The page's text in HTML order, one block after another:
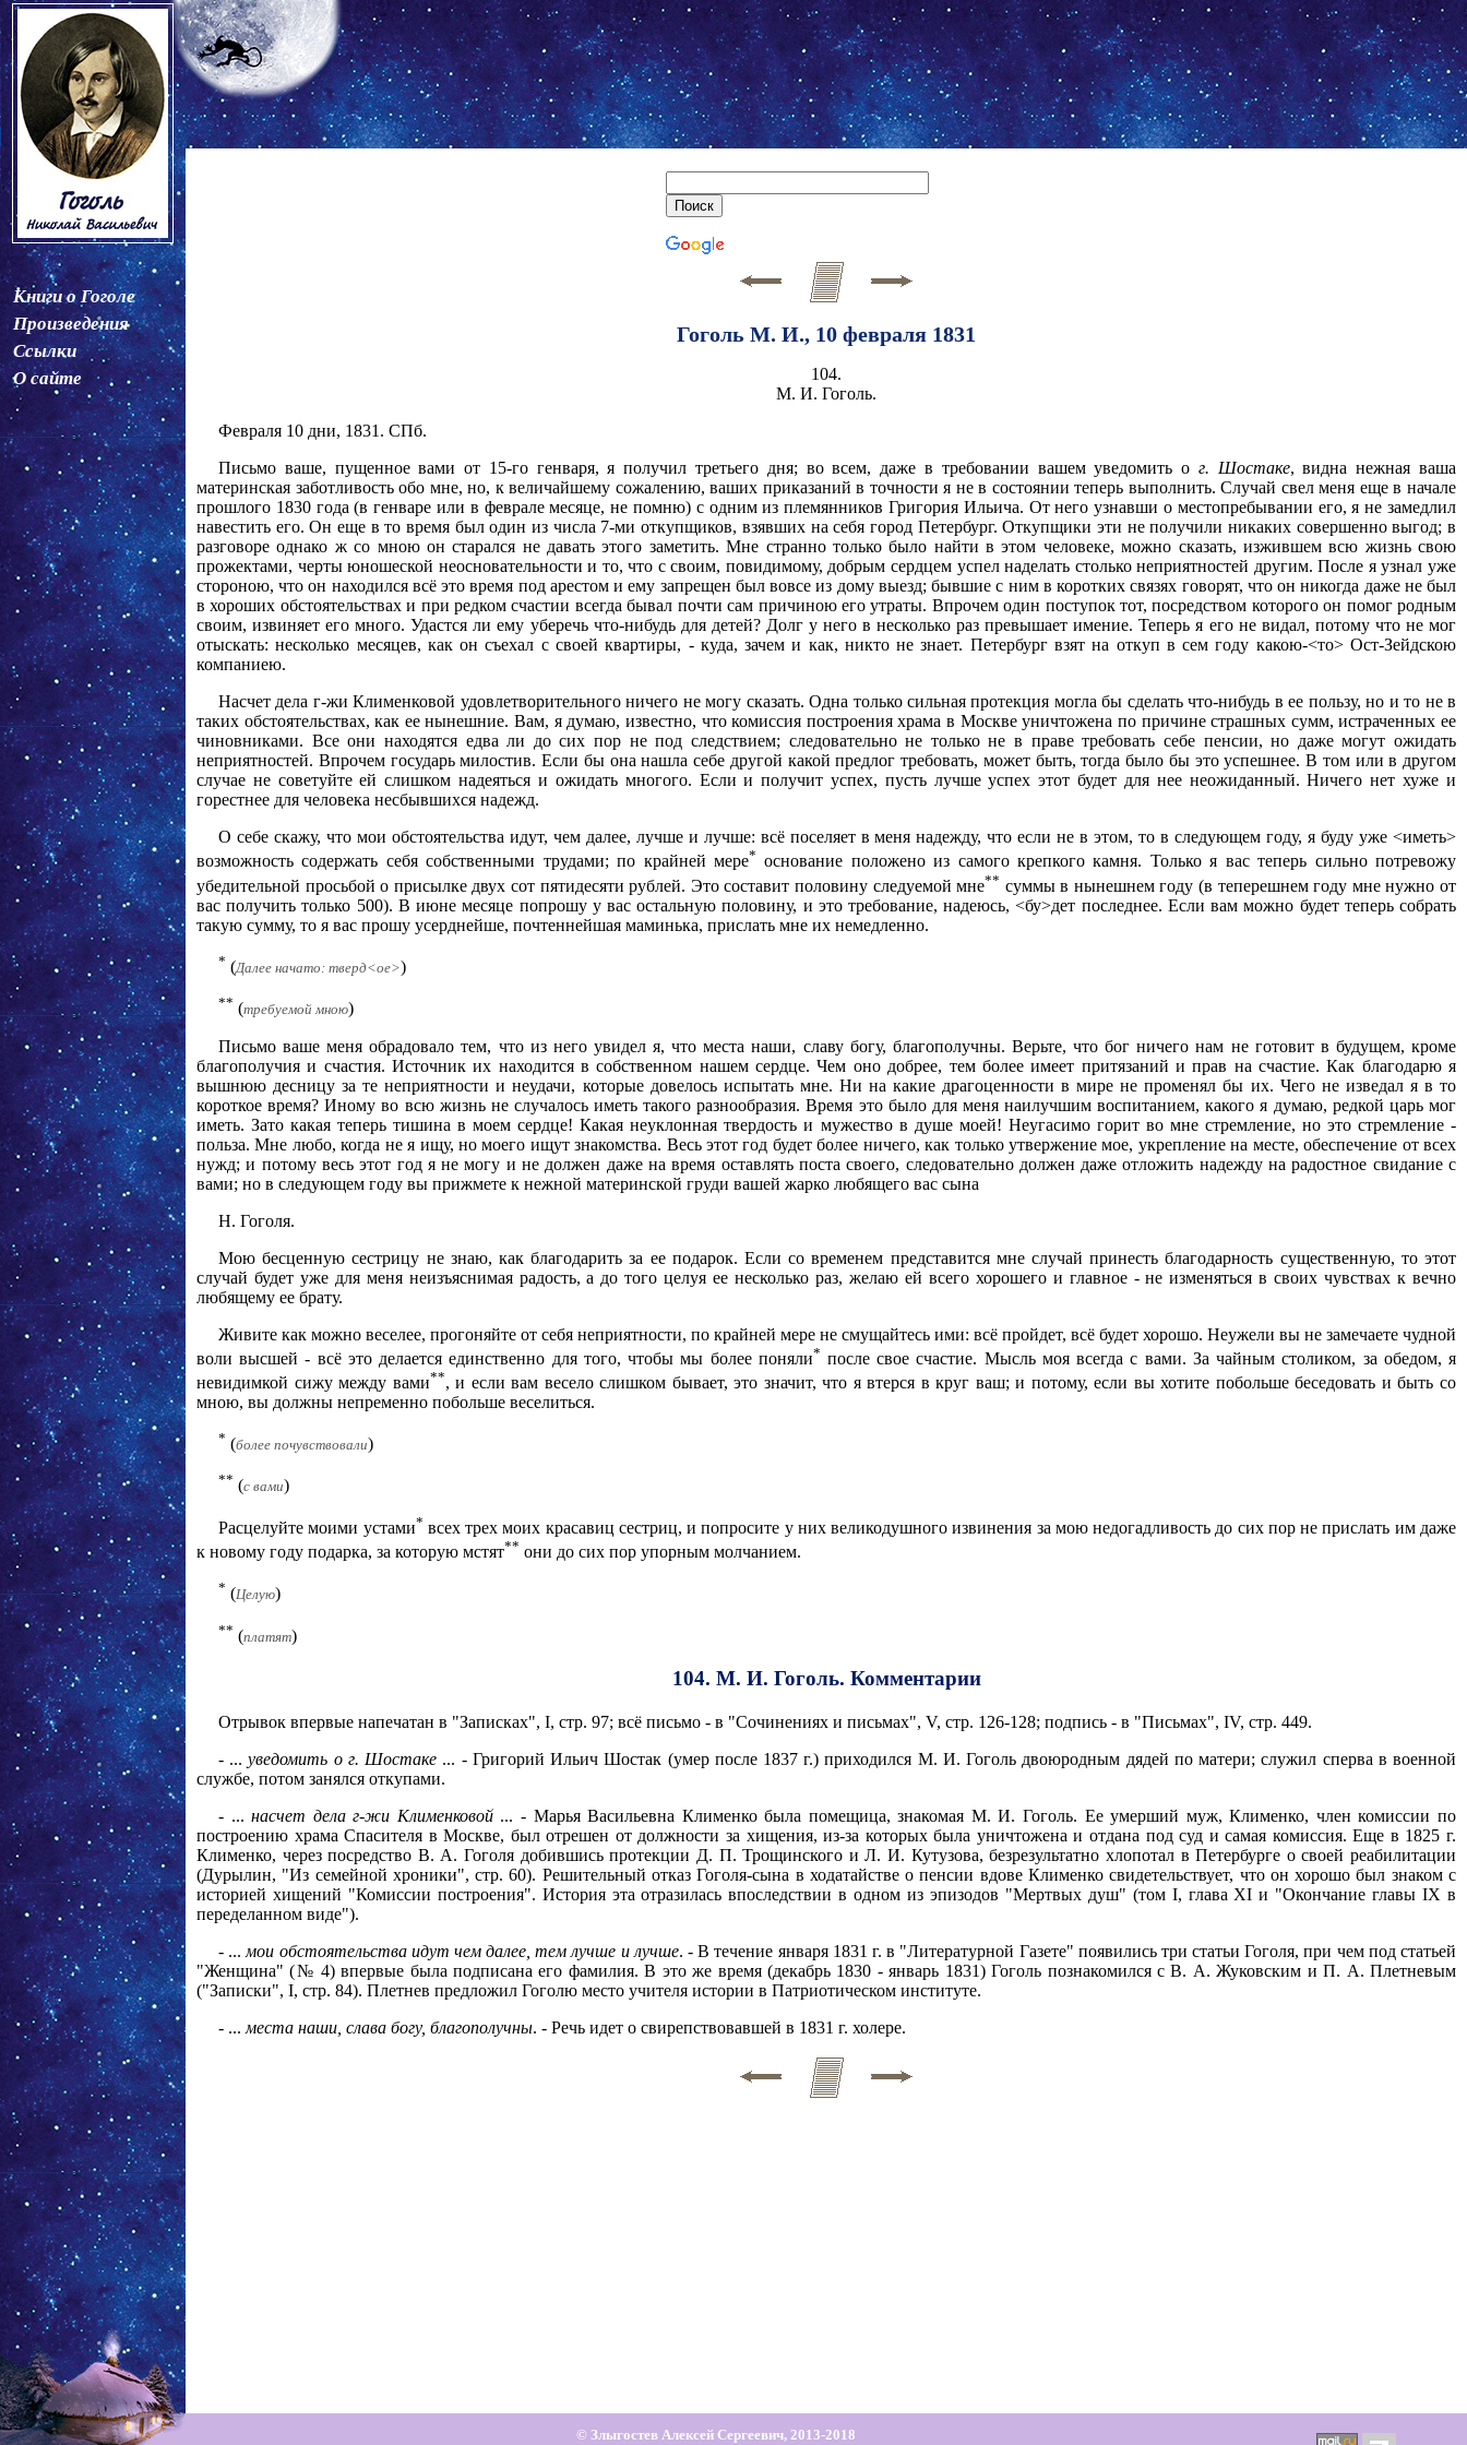
Книги о Гоголе
Произведения
Ссылки
О сайте
Гоголь М. И., 10 февраля 1831
104.
М. И. Гоголь.
Февраля 10 дни, 1831. СПб.
Письмо ваше, пущенное вами от 15-го генваря, я получил третьего дня; во всем, даже в требовании вашем уведомить о г. Шостаке, видна нежная ваша
материнская заботливость обо мне, но, к величайшему сожалению, ваших приказаний в точности я не в состоянии теперь выполнить. Случай свел меня еще в начале
прошлого 1830 года (в генваре или в феврале месяце, не помню) с одним из племянников Григория Ильича. От него узнавши о местопребывании его, я не замедлил
навестить его. Он еще в то время был один из числа 7-ми откупщиков, взявших на себя город Петербург. Откупщики эти не получили никаких совершенно выгод; в
разговоре однако ж со мною он старался не давать этого заметить. Мне странно только было найти в этом человеке, можно сказать, изжившем всю жизнь свою
прожектами, черты юношеской неосновательности и то, что с своим, повидимому, добрым сердцем успел наделать столько неприятностей другим. После я узнал уже
стороною, что он находился всё это время под арестом и ему запрещен был вовсе из дому выезд; бывшие с ним в коротких связях говорят, что он никогда даже не был
в хороших обстоятельствах и при редком счастии всегда бывал почти сам причиною его утраты. Впрочем один поступок тот, посредством которого он помог родным
своим, извиняет его много. Удастся ли ему уберечь что-нибудь для детей? Долг у него в несколько раз превышает имение. Теперь я его не видал, потому что не мог
отыскать: несколько месяцев, как он съехал с своей квартиры, - куда, зачем и как, никто не знает. Петербург взят на откуп в сем году какою-<то> Ост-Зейдскою
компаниею.
Насчет дела г-жи Клименковой удовлетворительного ничего не могу сказать. Одна только сильная протекция могла бы сделать что-нибудь в ее пользу, но и то не в
таких обстоятельствах, как ее нынешние. Вам, я думаю, известно, что комиссия построения храма в Москве уничтожена по причине страшных сумм, истраченных ее
чиновниками. Все они находятся едва ли до сих пор не под следствием; следовательно не только не в праве требовать себе пенсии, но даже могут ожидать
неприятностей. Впрочем государь милостив. Если бы она нашла себе другой какой предлог требовать, может быть, тогда было бы это успешнее. В том или в другом
случае не советуйте ей слишком надеяться и ожидать многого. Если и получит успех, пусть лучше успех этот будет для нее неожиданный. Ничего нет хуже и
горестнее для человека несбывшихся надежд.
О себе скажу, что мои обстоятельства идут, чем далее, лучше и лучше: всё поселяет в меня надежду, что если не в этом, то в следующем году, я буду уже <иметь>
возможность содержать себя собственными трудами; по крайней мере* основание положено из самого крепкого камня. Только я вас теперь сильно потревожу
убедительной просьбой о присылке двух сот пятидесяти рублей. Это составит половину следуемой мне** суммы в нынешнем году (в теперешнем году мне нужно от
вас получить только 500). В июне месяце попрошу у вас остальную половину, и это требование, надеюсь, <бу>дет последнее. Если вам можно будет теперь собрать
такую сумму, то я вас прошу усерднейше, почтеннейшая маминька, прислать мне их немедленно.
* (Далее начато: тверд<ое>)
** (требуемой мною)
Письмо ваше меня обрадовало тем, что из него увидел я, что места наши, славу богу, благополучны. Верьте, что бог ничего нам не готовит в будущем, кроме
благополучия и счастия. Источник их находится в собственном нашем сердце. Чем оно добрее, тем более имеет притязаний и прав на счастие. Как благодарю я
вышнюю десницу за те неприятности и неудачи, которые довелось испытать мне. Ни на какие драгоценности в мире не променял бы их. Чего не изведал я в то
короткое время? Иному во всю жизнь не случалось иметь такого разнообразия. Время это было для меня наилучшим воспитанием, какого я думаю, редкой царь мог
иметь. Зато какая теперь тишина в моем сердце! Какая неуклонная твердость и мужество в душе моей! Неугасимо горит во мне стремление, но это стремление -
польза. Мне любо, когда не я ищу, но моего ищут знакомства. Весь этот год будет более ничего, как только утвержение мое, укрепление на месте, обеспечение от всех
нужд; и потому весь этот год я не могу и не должен даже на время оставлять поста своего, следовательно должен даже отложить надежду на радостное свидание с
вами; но в следующем году вы прижмете к нежной материнской груди вашей жарко любящего вас сына
Н. Гоголя.
Мою бесценную сестрицу не знаю, как благодарить за ее подарок. Если со временем представится мне случай принесть благодарность существенную, то этот
случай будет уже для меня неизъяснимая радость, а до того целуя ее несколько раз, желаю ей всего хорошего и главное - не изменяться в своих чувствах к вечно
любящему ее брату.
Живите как можно веселее, прогоняйте от себя неприятности, по крайней мере не смущайтесь ими: всё пройдет, всё будет хорошо. Неужели вы не замечаете чудной
воли высшей - всё это делается единственно для того, чтобы мы более поняли* после свое счастие. Мысль моя всегда с вами. За чайным столиком, за обедом, я
невидимкой сижу между вами**, и если вам весело слишком бывает, это значит, что я втерся в круг ваш; и потому, если вы хотите побольше беседовать и быть со
мною, вы должны непременно побольше веселиться.
* (более почувствовали)
** (с вами)
Расцелуйте моими устами* всех трех моих красавиц сестриц, и попросите у них великодушного извинения за мою недогадливость до сих пор не прислать им даже
к новому году подарка, за которую мстят** они до сих пор упорным молчанием.
* (Целую)
** (платят)
104. М. И. Гоголь. Комментарии
Отрывок впервые напечатан в "Записках", I, стр. 97; всё письмо - в "Сочинениях и письмах", V, стр. 126-128; подпись - в "Письмах", IV, стр. 449.
- ...уведомить о г. Шостаке ... - Григорий Ильич Шостак (умер после 1837 г.) приходился М. И. Гоголь двоюродным дядей по матери; служил сперва в военной
службе, потом занялся откупами.
- ...насчет дела г-жи Клименковой ... - Марья Васильевна Клименко была помещица, знакомая М. И. Гоголь. Ее умерший муж, Клименко, член комиссии по
построению храма Спасителя в Москве, был отрешен от должности за хищения, из-за которых была уничтожена и отдана под суд и самая комиссия. Еще в 1825 г.
Клименко, через посредство В. А. Гоголя добившись протекции Д. П. Трощинского и Л. И. Кутузова, безрезультатно хлопотал в Петербурге о своей реабилитации
(Дурылин, "Из семейной хроники", стр. 60). Решительный отказ Гоголя-сына в ходатайстве о пенсии вдове Клименко свидетельствует, что он хорошо был знаком с
историей хищений "Комиссии построения". История эта отразилась впоследствии в одном из эпизодов "Мертвых душ" (том I, глава XI и "Окончание главы IX в
переделанном виде").
- ... мои обстоятельства идут чем далее, тем лучше и лучше. - В течение января 1831 г. в "Литературной Газете" появились три статьи Гоголя, при чем под статьей
"Женщина" (№ 4) впервые была подписана его фамилия. В это же время (декабрь 1830 - январь 1831) Гоголь познакомился с В. А. Жуковским и П. А. Плетневым
("Записки", I, стр. 84). Плетнев предложил Гоголю место учителя истории в Патриотическом институте.
- ... места наши, слава богу, благополучны. - Речь идет о свирепствовавшей в 1831 г. холере.
© Злыгостев Алексей Сергеевич, 2013-2018